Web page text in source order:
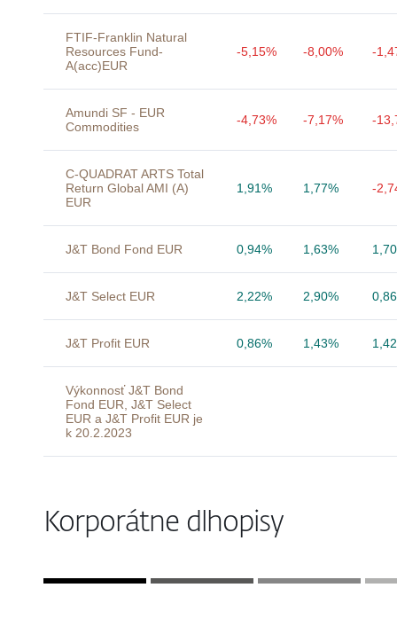
FTIF-Franklin Natural
Resources Fund-
A(acc)EUR
-5,15% -8,00% -
Amundi SF - EUR
Commodities
-4,73% -7,17% -
C-QUADRAT ARTS Total
Return Global AMI (A)
EUR
1,91% 1,77% -
J&T Bond Fond EUR 0,94% 1,63%
J&T Select EUR 2,22% 2,90%
J&T Profit EUR 0,86% 1,43%
Výkonnosť J&T Bond
Fond EUR, J&T Select
EUR a J&T Profit EUR je
k 20.2.2023
Korporátne dlhopisy